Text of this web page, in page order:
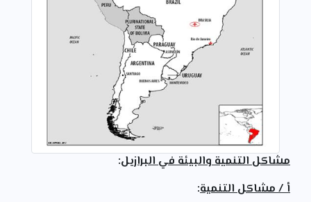
مشاكل التنمية والبيئة في البرازيل:
أ / مشاكل التنمية: